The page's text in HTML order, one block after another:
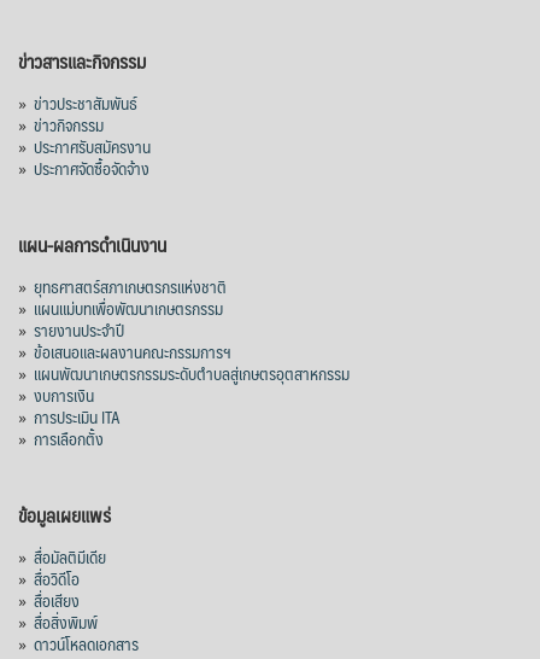
ส่งออกมันครึ่งปี 69 ปริมาณ 2.52 ล้านตัน
ลด 51.63% ยังดีที่ราคาขายดีกว่าปีก่อน
mgronline.com
View on Facebook
สภาเกษตรกรแห่งชาติ
2 days ago
คณะรัฐมนตรี อนุมัติโครงการอ่างเก็บน้ำ
คลองวังโตนด วงเงิน 7,200 ล้านบาท สะท้อน
ผลสำเร็จการผลักดันข้อเสนอเชิงนโยบายของ
เมื่อวันที่ 5 สิงหาคม 2569 คณะรัฐมนตรีมีมติ
อนุมัติโครงการอ่างเก็บน้ำคลองวังโตนด
จังหวัดจันทบุรี กรอบวงเงิน 7,200 ล้านบาท
กำหนดระยะเวลาดำเนินงาน 7 ปี (พ.ศ. 2570–
2576) โดยโครงการมีความจุ 99.50 ล้าน
ลูกบาศก์เมตร สามารถสนับสนุนพื้นที่
ข่าวสารและกิจกรรม
» ข่าวประชาสัมพันธ์
» ข่าวกิจกรรม
» ประกาศรับสมัครงาน
» ประกาศจัดซื้อจัดจ้าง
แผน-ผลการดำเนินงาน
» ยุทธศาสตร์สภาเกษตรกรแห่งชาติ
» แผนแม่บทเพื่อพัฒนาเกษตรกรรม
» รายงานประจำปี
» ข้อเสนอและผลงานคณะกรรมการฯ
» แผนพัฒนาเกษตรกรรมระดับตำบลสู่เกษตรอุตสาหกรรม
» งบการเงิน
» การประเมิน ITA
» การเลือกตั้ง
ข้อมูลเผยแพร่
» สื่อมัลติมีเดีย
» สื่อวิดีโอ
» สื่อเสียง
» สื่อสิ่งพิมพ์
» ดาวน์โหลดเอกสาร